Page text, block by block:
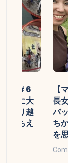
住】＃6
めに大
乗り越
｜もえ
長
バ
ち
を